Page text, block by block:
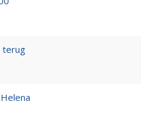
terug